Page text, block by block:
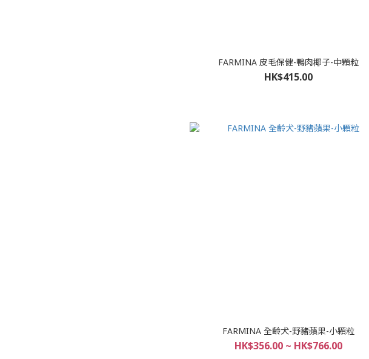
FARMINA 皮毛保健-鴨肉椰子-中顆粒
HK$415.00
FARMINA 全齡犬-野豬蘋果-小顆粒
HK$356.00 ~ HK$766.00